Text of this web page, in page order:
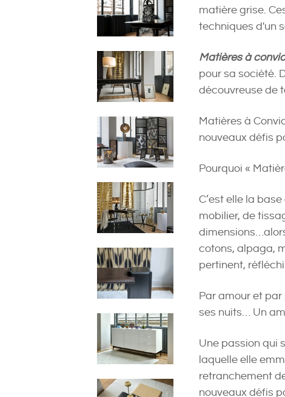
matière grise.
techniques d'un
Matières à
pour sa société.
découvreuse de
Matières à
nouveaux défis
Pourquoi «
C’est elle la
mobilier, de
cotons, alpaga,
pertinent,
Par amour et
ses nuits… Un
Une passion qui
laquelle elle
retranchement
nouveaux défis